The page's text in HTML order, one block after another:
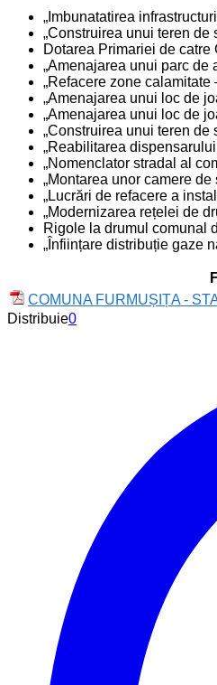
„Imbunatatirea
„Construirea unui teren de
Dotarea Primariei de
„Amenajarea unui parc de
„Refacere zone calamitate
„Amenajarea unui loc de
„Amenajarea unui loc de
„Construirea unui teren de
„Reabilitarea
„Nomenclator stradal al
„Montarea unor camere
„Lucrări de refacere a
„Modernizarea rețelei de
Rigole la drumul comunal
„Înființare distribuție gaze
COMUNA FURMUȘIȚA -
Distribuie0